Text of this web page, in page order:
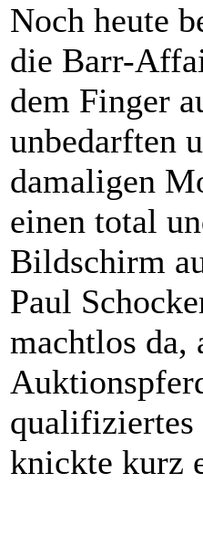
Noch heute
die Barr-
dem Finger
unbedarften
damaligen
einen total
Bildschirm
Paul
machtlos da,
qualifiziertes
knickte kurz